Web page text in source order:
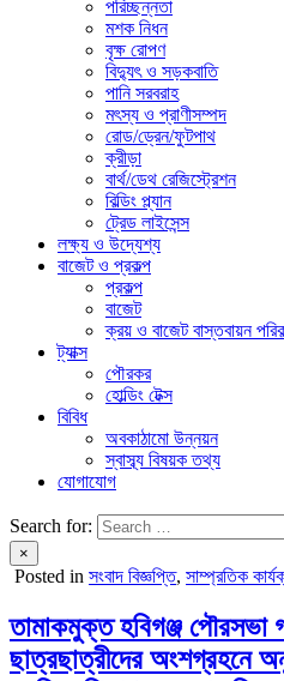
পরিচ্ছন্নতা
মশক নিধন
বৃক্ষ রোপণ
বিদ্যুৎ ও সড়কবাতি
পানি সরবরাহ
মৎস্য ও প্রাণীসম্পদ
রোড/ড্রেন/ফুটপাথ
ক্রীড়া
বার্থ/ডেথ রেজিস্ট্রেশন
বিল্ডিং প্ল্যান
ট্রেড লাইসেন্স
লক্ষ্য ও উদ্যেশ্য
বাজেট ও প্রকল্প
প্রকল্প
বাজেট
ক্রয় ও বাজেট বাস্তবায়ন
ট্যাক্স
পৌরকর
হোল্ডিং টেক্স
বিবিধ
অবকাঠামো উন্নয়ন
স্বাস্ব্য বিষয়ক তথ্য
যোগাযোগ
Search for:
×
Posted in সংবাদ বিজ্ঞপ্তি, সাম্প্রতিক
তামাকমুক্ত হবিগঞ্জ পৌরসভা
ছাত্রছাত্রীদের অংশগ্রহনে